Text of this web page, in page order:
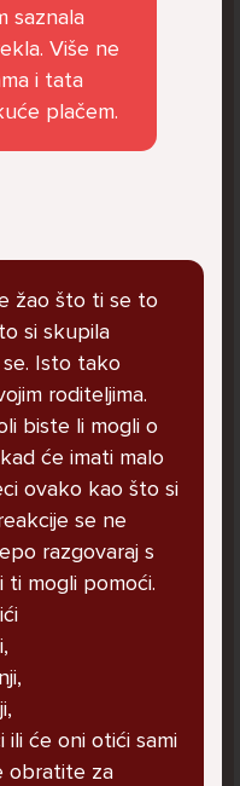
cura iz mog
aktivnosti
mojeg razreda mi
preko discorda
govore da se
me istukli kod
prolazila sa
Stalno u
te zbog
nogama no
potaknula
nekoliko godina
prijateljica
to sve jako
preko snapchata
Sad opet
Stalno provodim
pse jako sam
Često
želim joj sve reći
želim skočiti sa
što da više
saznala
Više ne
i tata
plačem.
žao što ti se to
si skupila
Isto tako
roditeljima.
biste li mogli o
će imati malo
ovako kao što si
se ne
razgovaraj s
mogli pomoći.
ili će oni otići sami
obratite za